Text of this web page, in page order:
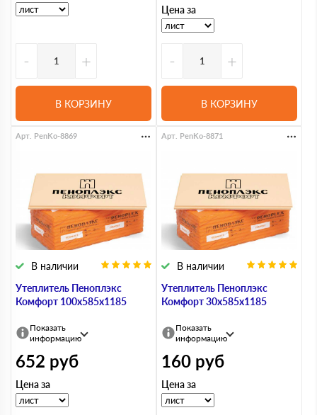
- +
В КОРЗИНУ
Цена за
- +
В КОРЗИНУ
Утеплитель Пеноплэкс
Комфорт 100х585х1185
В наличии
Арт. PenKo-8869
Показать
информацию
652 руб
Цена за
Утеплитель Пеноплэкс
Комфорт 30х585х1185
В наличии
Арт. PenKo-8871
Показать
информацию
160 руб
Цена за